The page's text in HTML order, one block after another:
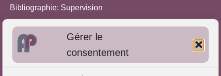
Gérer le
consentement
Bibliographie: Supervision
Approches de l'Analyse des pratiques